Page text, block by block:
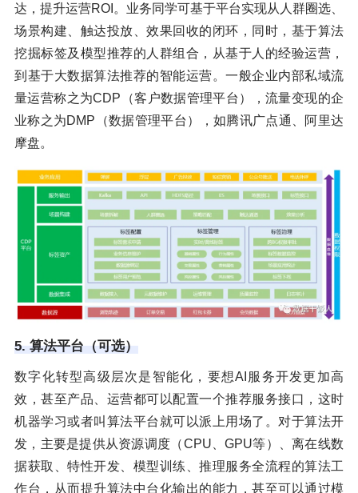
达，提升运营ROI。业务同学可基于平台实现从人群圈选、
场景构建、触达投放、效果回收的闭环，同时，基于算法
挖掘标签及模型推荐的人群组合，从基于人的经验运营，
到基于大数据算法推荐的智能运营。一般企业内部私域流
量运营称之为CDP（客户数据管理平台），流量变现的企
业称之为DMP（数据管理平台），如腾讯广点通、阿里达
摩盘。
5. 算法平台（可选）
数字化转型高级层次是智能化，要想AI服务开发更加高
效，甚至产品、运营都可以配置一个推荐服务接口，这时
机器学习或者叫算法平台就可以派上用场了。对于算法开
发，主要是提供从资源调度（CPU、GPU等）、离在线数
据获取、特性开发、模型训练、推理服务全流程的算法工
作台，从而提升算法中台化输出的能力，甚至可以通过模